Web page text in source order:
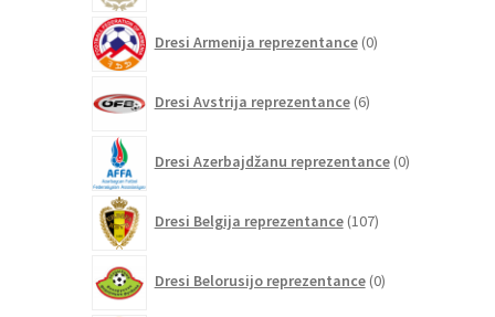
Dresi Armenija reprezentance 0izdelkov
Dresi Avstrija reprezentance 6izdelkov
Dresi Azerbajdžanu reprezentance 0izdelkov
Dresi Belgija reprezentance 107izdelkov
Dresi Belorusijo reprezentance 0izdelkov